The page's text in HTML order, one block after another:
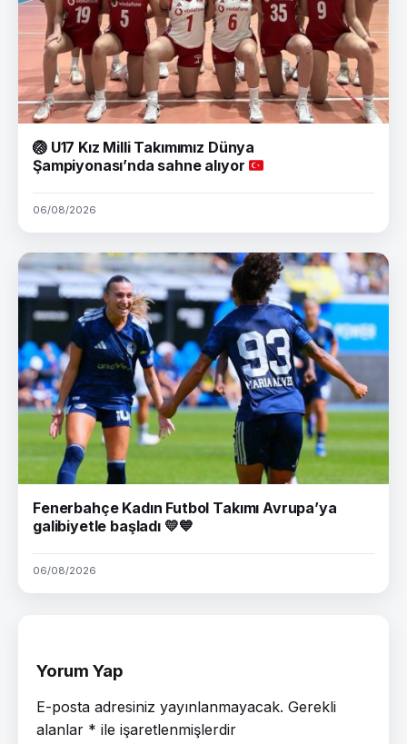
🏐U17 Kız Milli Takımımız Dünya
Şampiyonası’nda sahne alıyor
06/08/2026
Fenerbahçe Kadın Futbol Takımı Avrupa’ya
galibiyetle başladı 💛💙
06/08/2026
Yorum Yap
E-posta adresiniz yayınlanmayacak. Gerekli
alanlar * ile işaretlenmişlerdir